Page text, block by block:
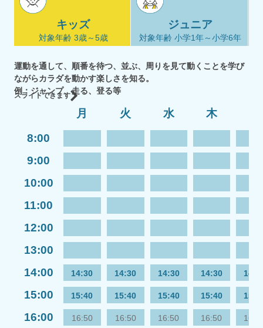
キッズ
対象年齢 3歳～5歳
ジュニア
対象年齢 小学1年～小学6年
運動を通して、順番を待つ、並ぶ、周りを見て動くことを学び
ながらカラダを動かす楽しさを知る。
例：ジャンプ、走る、登る等
スライドできます
月 火 水 木
8:00
9:00
10:00
11:00
12:00
13:00
14:00
14:30 14:30 14:30 14:30
15:00 15:40 15:40 15:40 15:40
16:00 16:50 16:50 16:50 16:50